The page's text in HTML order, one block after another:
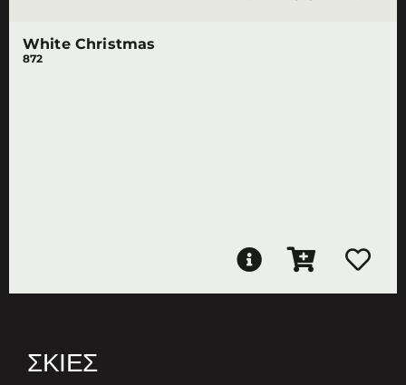
White Christmas
872
ΣΚΙΈΣ